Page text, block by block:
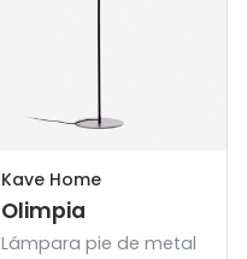
Kave Home
Olimpia
Lámpara pie de metal